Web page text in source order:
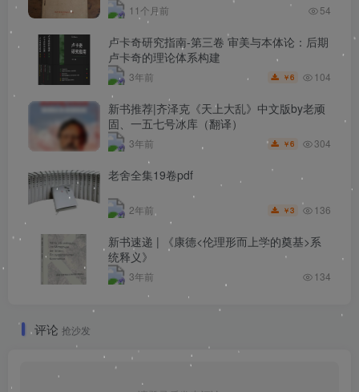
11个月前 54
卢卡奇研究指南-第三卷 审美与本体论：后期
卢卡奇的理论体系构建
3年前 ￥6 104
新书推荐|齐泽克《天上大乱》中文版by老顽
固、一五七号冰库（翻译）
3年前 ￥6 304
老舍全集19卷pdf
2年前 ￥3 136
新书速递 | 《康德<伦理形而上学的奠基>系
统释义》
3年前 134
评论 抢沙发